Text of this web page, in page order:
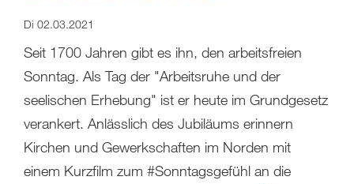
Di 02.03.2021
Seit 1700 Jahren gibt es ihn, den arbeitsfreien
Sonntag. Als Tag der "Arbeitsruhe und der
seelischen Erhebung" ist er heute im Grundgesetz
verankert. Anlässlich des Jubiläums erinnern
Kirchen und Gewerkschaften im Norden mit
einem Kurzfilm zum #Sonntagsgefühl an die